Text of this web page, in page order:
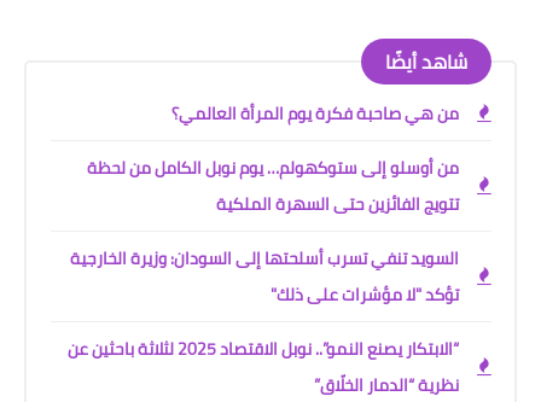
شاهد أيضًا
من هي صاحبة فكرة يوم المرأة العالمي؟
من أوسلو إلى ستوكهولم… يوم نوبل الكامل من لحظة
تتويج الفائزين حتى السهرة الملكية
السويد تنفي تسرب أسلحتها إلى السودان: وزيرة الخارجية
تؤكد "لا مؤشرات على ذلك"
“الابتكار يصنع النمو”.. نوبل الاقتصاد 2025 لثلاثة باحثين عن
نظرية “الدمار الخلّاق”